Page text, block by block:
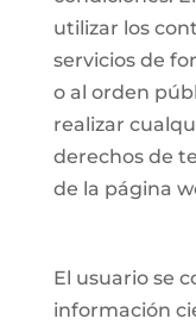
utilizar los
servicios de
o al orden
realizar
derechos de
de la página
El usuario se
información